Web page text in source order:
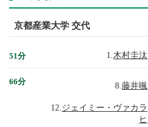
京都産業大学 交代
51分 1. 木村圭汰
66分 8.藤井颯
12. ジェイミー・ヴァカラ
ヒ